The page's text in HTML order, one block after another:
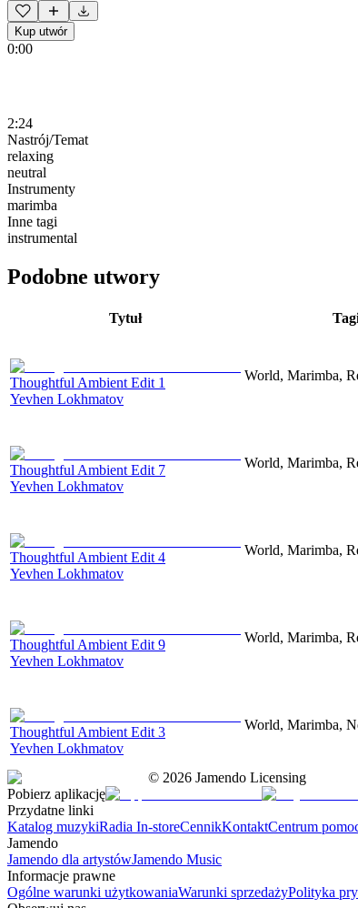
Kup utwór
0:00
2:24
Nastrój/Temat
relaxing
neutral
Instrumenty
marimba
Inne tagi
instrumental
Podobne utwory
Tytuł
Thoughtful Ambient Edit 1
Yevhen Lokhmatov
World, Marimba,
Thoughtful Ambient Edit 7
Yevhen Lokhmatov
World, Marimba,
Thoughtful Ambient Edit 4
Yevhen Lokhmatov
World, Marimba,
Thoughtful Ambient Edit 9
Yevhen Lokhmatov
World, Marimba,
Thoughtful Ambient Edit 3
Yevhen Lokhmatov
World, Marimba,
© 2026 Jamendo Licensing
Pobierz aplikację
Przydatne linki
Katalog muzykiRadia In-storeCennikKontaktCentrum
Jamendo
Jamendo dla artystówJamendo Music
Informacje prawne
Ogólne warunki użytkowaniaWarunki sprzedażyPolityka